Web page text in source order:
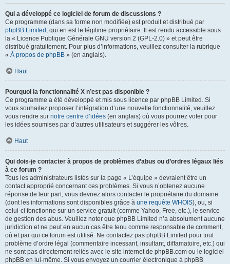
Qui a développé ce logiciel de forum de discussions ?
Ce programme (dans sa forme non modifiée) est produit et distribué par
phpBB Limited , qui en est le légitime propriétaire. Il est rendu accessible sous
la « Licence Publique Générale GNU version 2 (GPL-2.0) » et peut être
distribué gratuitement. Pour plus d’informations, veuillez consulter la rubrique
« À propos de phpBB » (en anglais).
Haut
Pourquoi la fonctionnalité X n’est pas disponible ?
Ce programme a été développé et mis sous licence par phpBB Limited. Si
vous souhaitez proposer l’intégration d’une nouvelle fonctionnalité, veuillez
vous rendre sur notre centre d’idées (en anglais) où vous pourrez voter pour
les idées soumises par d’autres utilisateurs et suggérer les vôtres.
Haut
Qui dois-je contacter à propos de problèmes d’abus ou d’ordres légaux liés
à ce forum ?
Tous les administrateurs listés sur la page « L’équipe » devraient être un
contact approprié concernant ces problèmes. Si vous n’obtenez aucune
réponse de leur part, vous devriez alors contacter le propriétaire du domaine
(dont les informations sont disponibles grâce à une requête WHOIS), ou, si
celui-ci fonctionne sur un service gratuit (comme Yahoo, Free, etc.), le service
de gestion des abus. Veuillez noter que phpBB Limited n’a absolument aucune
juridiction et ne peut en aucun cas être tenu comme responsable de comment,
où et par qui ce forum est utilisé. Ne contactez pas phpBB Limited pour tout
problème d’ordre légal (commentaire incessant, insultant, diffamatoire, etc.) qui
ne sont pas directement reliés avec le site internet de phpBB.com ou le logiciel
phpBB en lui-même. Si vous envoyez un courrier électronique à phpBB